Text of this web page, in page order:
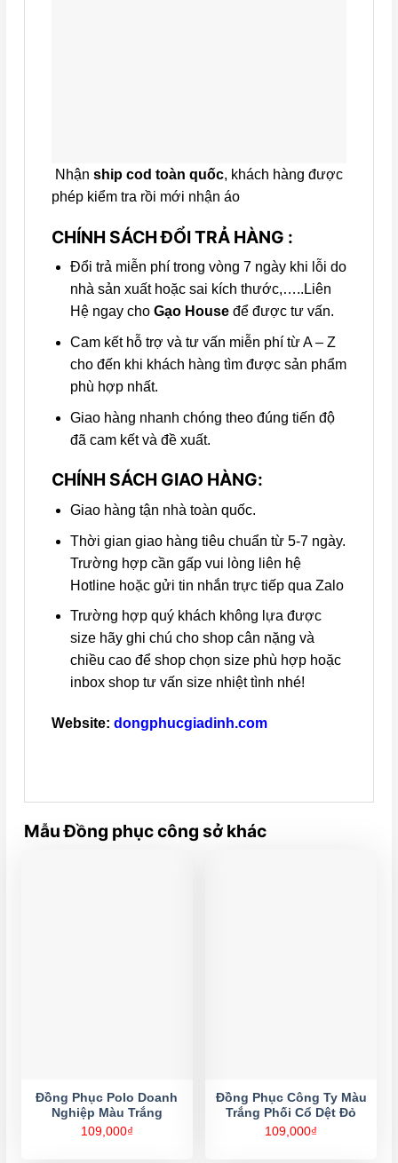
Nhận ship cod toàn quốc, khách hàng được
phép kiểm tra rồi mới nhận áo
CHÍNH SÁCH ĐỔI TRẢ HÀNG :
Đổi trả miễn phí trong vòng 7 ngày khi lỗi do
nhà sản xuất hoặc sai kích thước,…..Liên
Hệ ngay cho Gạo Houseđể được tư vấn.
Cam kết hỗ trợ và tư vấn miễn phí từ A – Z
cho đến khi khách hàng tìm được sản phẩm
phù hợp nhất.
Giao hàng nhanh chóng theo đúng tiến độ
đã cam kết và đề xuất.
CHÍNH SÁCH GIAO HÀNG:
Giao hàng tận nhà toàn quốc.
Thời gian giao hàng tiêu chuẩn từ 5-7 ngày.
Trường hợp cần gấp vui lòng liên hệ
Hotline hoặc gửi tin nhắn trực tiếp qua Zalo
Trường hợp quý khách không lựa được
size hãy ghi chú cho shop cân nặng và
chiều cao để shop chọn size phù hợp hoặc
inbox shop tư vấn size nhiệt tình nhé!
Website: dongphucgiadinh.com
Mẫu Đồng phục công sở khác
Đồng Phục Polo Doanh
Nghiệp Màu Trắng
109,000₫
Đồng Phục Công Ty Màu
Trắng Phối Cổ Dệt Đỏ
109,000₫